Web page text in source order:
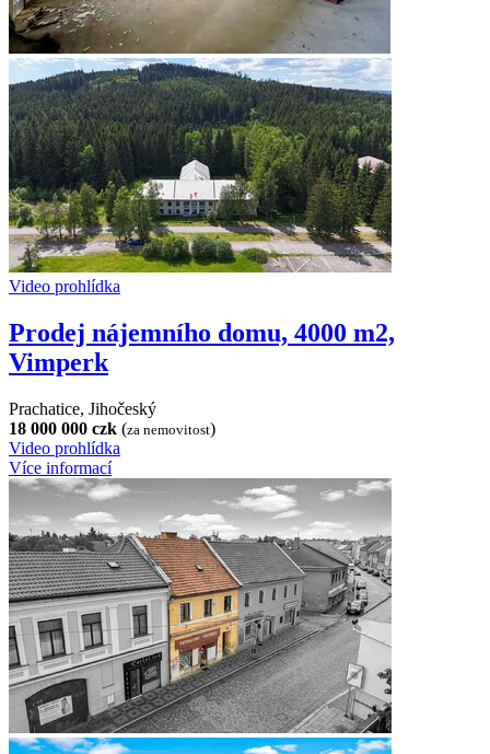
Video prohlídka
Prodej nájemního domu, 4000 m2,
Vimperk
Prachatice, Jihočeský
18 000 000 czk (za nemovitost)
Video prohlídka
Více informací